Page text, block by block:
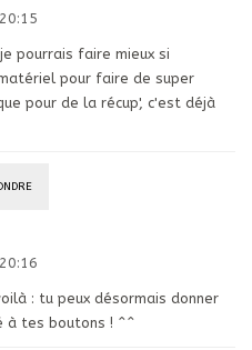
pourrais faire mieux si
pour faire de super
pour de la récup', c'est déjà
: tu peux désormais donner
à tes boutons ! ^^